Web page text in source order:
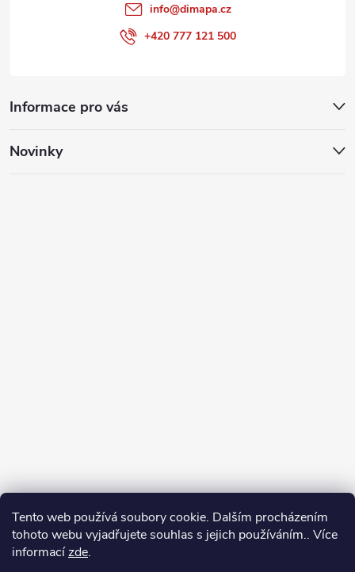
Tento web používá soubory cookie. Dalším procházením
tohoto webu vyjadřujete souhlas s jejich používáním.. Více
informacízde.
Informace pro vás
Novinky
info@dimapa.cz
+420 777 121 500